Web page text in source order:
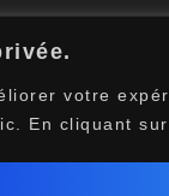
votre
En cliquant